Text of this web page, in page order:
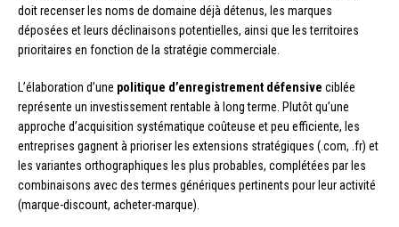
doit recenser les noms de domaine déjà détenus, les marques
déposées et leurs déclinaisons potentielles, ainsi que les territoires
prioritaires en fonction de la stratégie commerciale.
L’élaboration d’une politique d’enregistrement défensive ciblée
représente un investissement rentable à long terme. Plutôt qu’une
approche d’acquisition systématique coûteuse et peu efficiente, les
entreprises gagnent à prioriser les extensions stratégiques (.com, .fr) et
les variantes orthographiques les plus probables, complétées par les
combinaisons avec des termes génériques pertinents pour leur activité
(marque-discount, acheter-marque).